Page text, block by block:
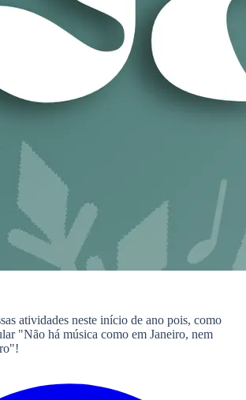
atividades neste início de ano pois, como
"Não há música como em Janeiro, nem